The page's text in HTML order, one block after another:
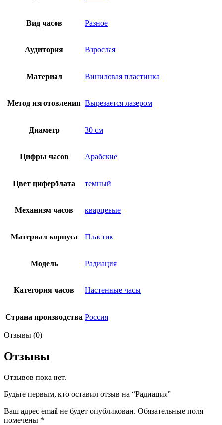
Вид часов Разное
Аудитория Взрослая
Материал Виниловая пластинка
Метод изготовления Вырезается лазером
Диаметр 30 см
Цифры часов Арабские
Цвет циферблата темный
Механизм часов кварцевые
Материал корпуса Пластик
Модель Радиация
Категория часов Настенные часы
Страна производства Россия
Отзывы (0)
Отзывы
Отзывов пока нет.
Будьте первым, кто оставил отзыв на “Радиация”
Ваш адрес email не будет опубликован. Обязательные поля
помечены *